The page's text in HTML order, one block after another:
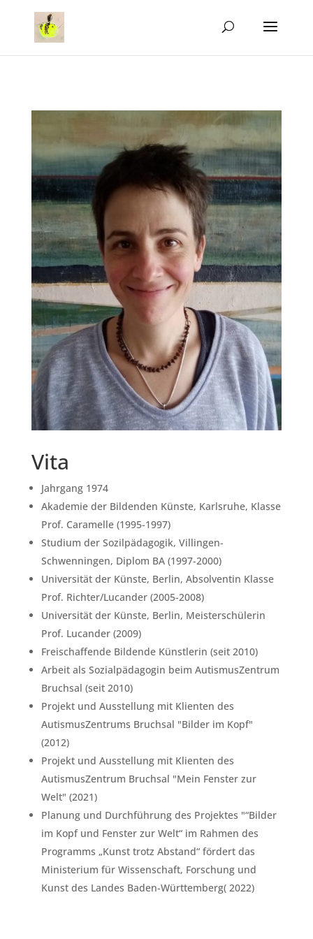
Vita
Jahrgang 1974
Akademie der Bildenden Künste, Karlsruhe, Klasse
Prof. Caramelle (1995-1997)
Studium der Sozilpädagogik, Villingen-
Schwenningen, Diplom BA (1997-2000)
Universität der Künste, Berlin, Absolventin Klasse
Prof. Richter/Lucander (2005-2008)
Universität der Künste, Berlin, Meisterschülerin
Prof. Lucander (2009)
Freischaffende Bildende Künstlerin (seit 2010)
Arbeit als Sozialpädagogin beim AutismusZentrum
Bruchsal (seit 2010)
Projekt und Ausstellung mit Klienten des
AutismusZentrums Bruchsal "Bilder im Kopf"
(2012)
Projekt und Ausstellung mit Klienten des
AutismusZentrum Bruchsal "Mein Fenster zur
Welt" (2021)
Planung und Durchführung des Projektes "“Bilder
im Kopf und Fenster zur Welt“ im Rahmen des
Programms „Kunst trotz Abstand“ fördert das
Ministerium für Wissenschaft, Forschung und
Kunst des Landes Baden-Württemberg( 2022)